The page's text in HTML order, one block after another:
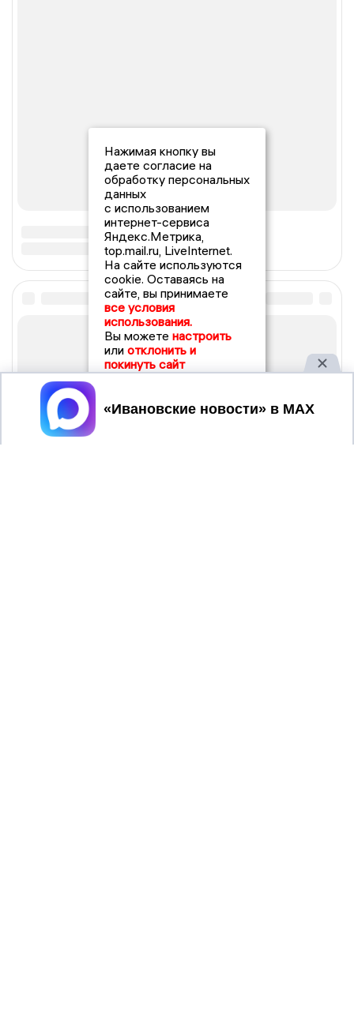
Нажимая кнопку вы
даете согласие на
обработку персональных
данных
с использованием
интернет-сервиса
Яндекс.Метрика,
top.mail.ru, LiveInternet.
На сайте используются
cookie. Оставаясь на
сайте, вы принимаете
все условия
использования.
Вы можете настроить
или отклонить и
покинуть сайт
Принять